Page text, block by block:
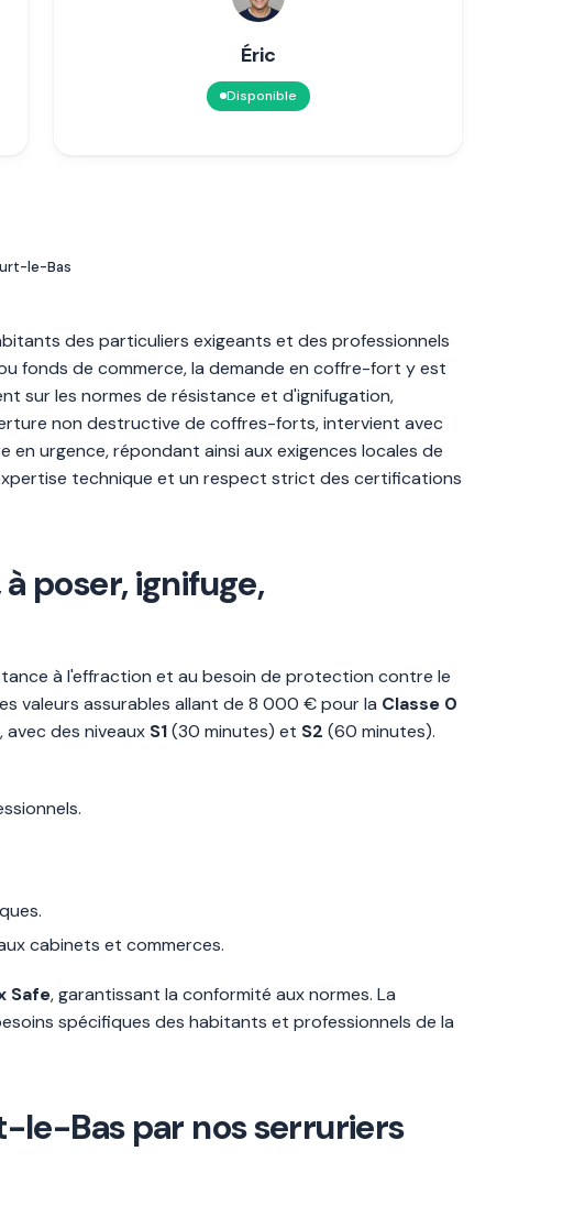
Éric
Disponible
le-Bas
des particuliers exigeants et des professionnels
fonds de commerce, la demande en coffre-fort y est
sur les normes de résistance et d'ignifugation,
non destructive de coffres-forts, intervient avec
urgence, répondant ainsi aux exigences locales de
technique et un respect strict des certifications
poser, ignifuge,
à l'effraction et au besoin de protection contre le
valeurs assurables allant de 8 000 € pour la Classe 0
des niveaux S1(30 minutes) et S2 (60 minutes).
cabinets et commerces.
Safe, garantissant la conformité aux normes. La
spécifiques des habitants et professionnels de la
Bas par nos serruriers